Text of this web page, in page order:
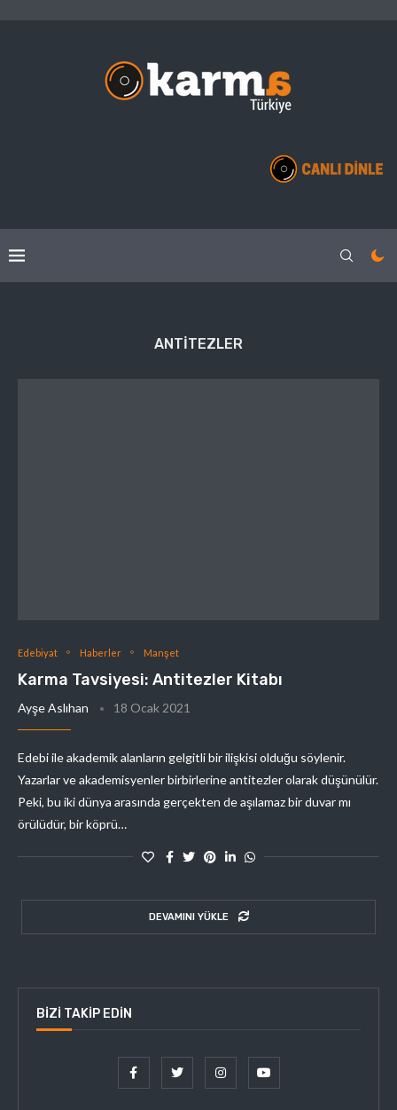
ANTITEZLER
Edebiyat Haberler Manşet
Karma Tavsiyesi: Antitezler Kitabı
Ayşe Aslıhan 18 Ocak 2021
Edebi ile akademik alanların gelgitli bir ilişkisi olduğu söylenir.
Yazarlar ve akademisyenler birbirlerine antitezler olarak düşünülür.
Peki, bu iki dünya arasında gerçekten de aşılamaz bir duvar mı
örülüdür, bir köprü…
DEVAMINI YÜKLE
BIZI TAKIP EDIN